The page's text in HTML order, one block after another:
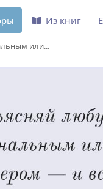
или...
Из книг